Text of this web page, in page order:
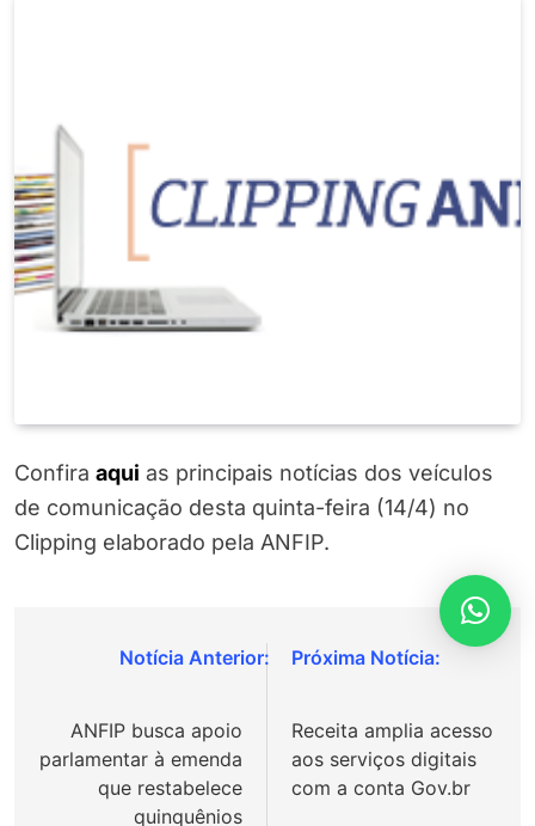
Confira aqui as principais notícias dos veículos
de comunicação desta quinta-feira (14/4) no
Clipping elaborado pela ANFIP.
Navegação
Post
ANFIP busca apoio
parlamentar à emenda
que restabelece
quinquênios
Receita amplia acesso
aos serviços digitais
com a conta Gov.br